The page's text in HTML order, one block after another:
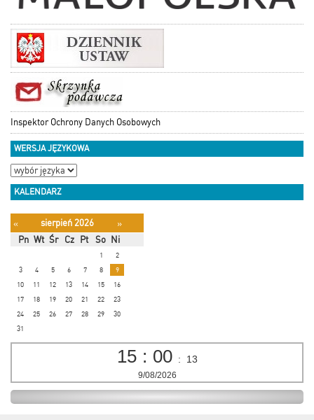
Inspektor Ochrony Danych Osobowych
WERSJA JĘZYKOWA
KALENDARZ
« sierpień 2026
»
Pn Wt Śr Cz Pt So Ni
1
2
3
4 5 6 7 8
9
10
11 12 13 14 15
16
17
18 19 20 21 22
23
24
25 26 27 28 29
30
31
15 : 00 : 14
9/08/2026